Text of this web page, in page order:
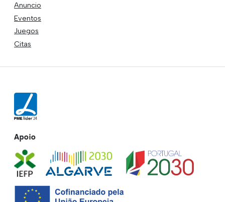
Anuncio
Eventos
Juegos
Citas
Apoio